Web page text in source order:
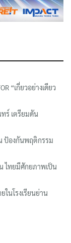
“เกี่ยวอย่างเดียว
ทร์ เตรียมดัน
ป้องกันพฤติกรรม
ไทยมีศักยภาพเป็น
ในโรงเรียนย่าน